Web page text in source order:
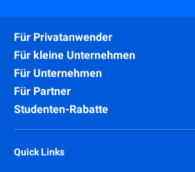
Für Privatanwender
Für kleine Unternehmen
Für Unternehmen
Für Partner
Studenten-Rabatte
Quick Links